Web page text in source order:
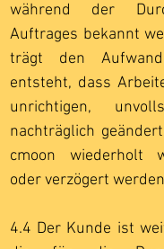
während der
Auftrages bekannt
trägt den
entsteht, dass
unrichtigen,
nachträglich
cmoon wiederholt
oder verzögert
4.4 Der Kunde ist